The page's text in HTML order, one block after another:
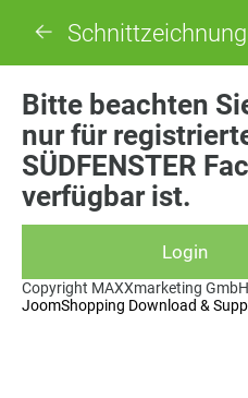
Bitte beachten
nur für
SÜDFENSTER
verfügbar ist.
Copyright MAXXmarketing GmbH
JoomShopping Download &